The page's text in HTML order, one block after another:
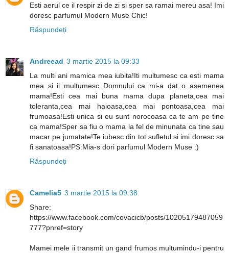
Esti aerul ce il respir zi de zi si sper sa ramai mereu asa! Imi
doresc parfumul Modern Muse Chic!
Răspundeți
Andreead 3 martie 2015 la 09:33
La multi ani mamica mea iubita!Iti multumesc ca esti mama
mea si ii multumesc Domnului ca mi-a dat o asemenea
mama!Esti cea mai buna mama dupa planeta,cea mai
toleranta,cea mai haioasa,cea mai pontoasa,cea mai
frumoasa!Esti unica si eu sunt norocoasa ca te am pe tine
ca mama!Sper sa fiu o mama la fel de minunata ca tine sau
macar pe jumatate!Te iubesc din tot sufletul si imi doresc sa
fi sanatoasa!PS:Mia-s dori parfumul Modern Muse :)
Răspundeți
Camelia5 3 martie 2015 la 09:38
Share:
https://www.facebook.com/covacicb/posts/10205179487059
777?pnref=story
Mamei mele ii transmit un gand frumos multumindu-i pentru